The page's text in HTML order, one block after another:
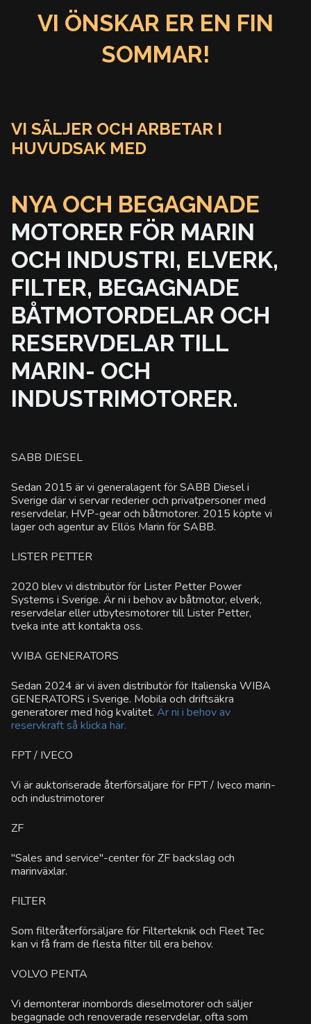
VI ÖNSKAR ER EN FIN
SOMMAR!
VI SÄLJER OCH ARBETAR I
HUVUDSAK MED
NYA OCH BEGAGNADE
MOTORER FÖR MARIN
OCH INDUSTRI, ELVERK,
FILTER, BEGAGNADE
BÅTMOTORDELAR OCH
RESERVDELAR TILL
MARIN- OCH
INDUSTRIMOTORER.
SABB DIESEL
Sedan 2015 är vi generalagent för SABB Diesel i
Sverige där vi servar rederier och privatpersoner med
reservdelar, HVP-gear och båtmotorer. 2015 köpte vi
lager och agentur av Ellös Marin för SABB.
LISTER PETTER
2020 blev vi distributör för Lister Petter Power
Systems i Sverige. Är ni i behov av båtmotor, elverk,
reservdelar eller utbytesmotorer till Lister Petter,
tveka inte att kontakta oss.
WIBA GENERATORS
Sedan 2024 är vi även distributör för Italienska WIBA
GENERATORS i Sverige. Mobila och driftsäkra
generatorer med hög kvalitet. Är ni i behov av
reservkraft så klicka här.
FPT / IVECO
Vi är auktoriserade återförsäljare för FPT / Iveco marin-
och industrimotorer
ZF
"Sales and service"-center för ZF backslag och
marinväxlar.
FILTER
Som filteråterförsäljare för Filterteknik och Fleet Tec
kan vi få fram de flesta filter till era behov.
VOLVO PENTA
Vi demonterar inombords dieselmotorer och säljer
begagnade och renoverade reservdelar, ofta som